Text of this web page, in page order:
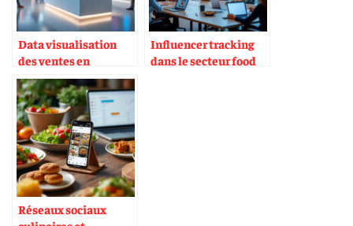
Data visualisation
des ventes en
boutique
Influencer tracking
dans le secteur food
Réseaux sociaux